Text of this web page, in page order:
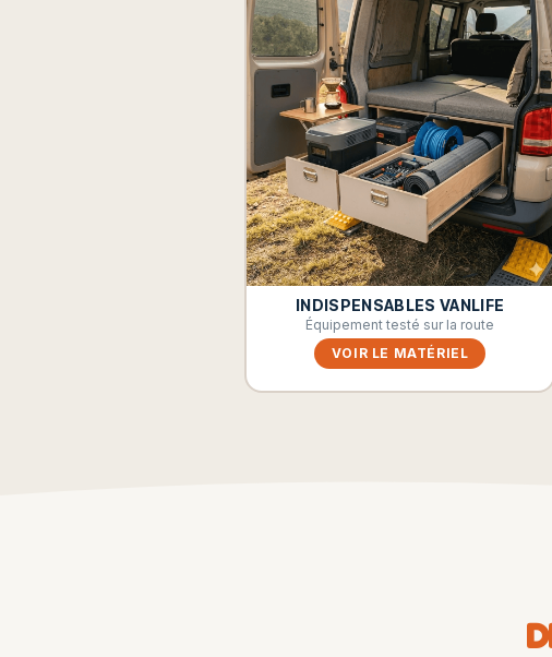
INDISPENSABLES VANLIFE
Équipement testé sur la route
VOIR LE MATÉRIEL